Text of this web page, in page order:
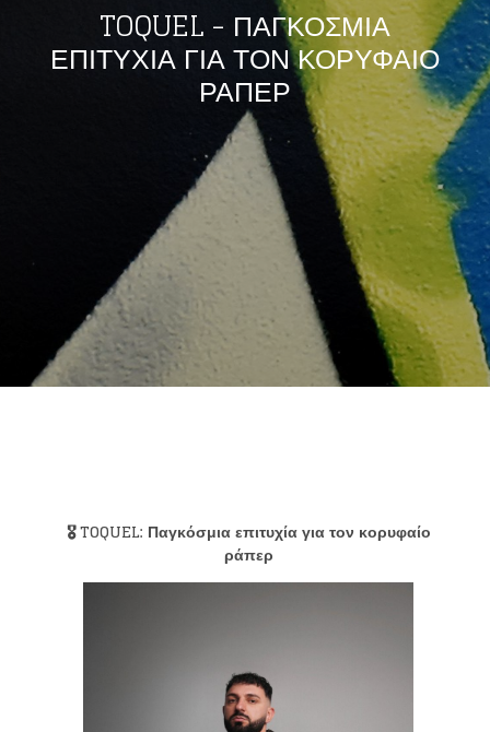
TOQUEL - ΠΑΓΚΟΣΜΙΑ
ΕΠΙΤΥΧΙΑ ΓΙΑ ΤΟΝ ΚΟΡΥΦΑΙΟ
ΡΑΠΕΡ
🎖️TOQUEL: Παγκόσμια επιτυχία για τον κορυφαίο
ράπερ